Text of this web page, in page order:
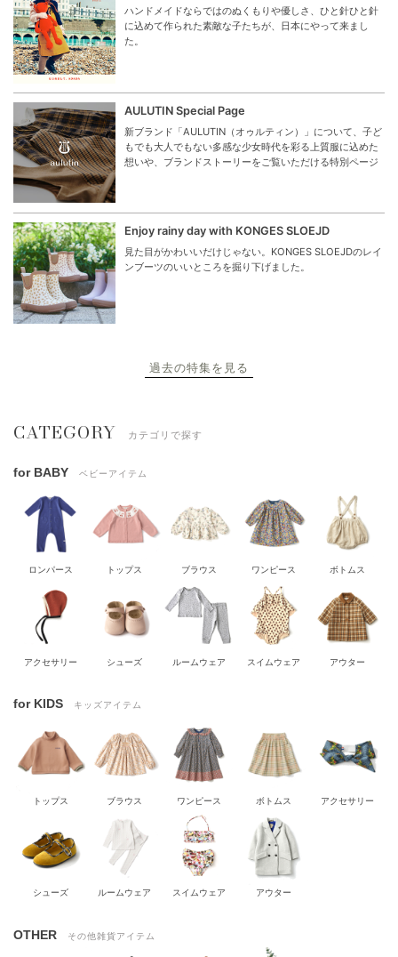
ハンドメイドならではのぬくもりや優しさ、ひと針ひと針
に込めて作られた素敵な子たちが、日本にやって来まし
た。
AULUTIN Special Page
新ブランド「AULUTIN（オゥルティン）」について、子ど
もでも大人でもない多感な少女時代を彩る上質服に込めた
想いや、ブランドストーリーをご覧いただける特別ページ
Enjoy rainy day with KONGES SLOEJD
見た目がかわいいだけじゃない。KONGES SLOEJDのレイ
ンブーツのいいところを掘り下げました。
過去の特集を見る
CATEGORY カテゴリで探す
for BABY ベビーアイテム
ロンパース トップス ブラウス ワンピース ボトムス
アクセサリー シューズ ルームウェア スイムウェア アウター
for KIDS キッズアイテム
トップス ブラウス ワンピース ボトムス アクセサリー
シューズ ルームウェア スイムウェア アウター
OTHER その他雑貨アイテム